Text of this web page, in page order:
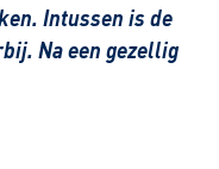
Intussen is de
Na een gezellig